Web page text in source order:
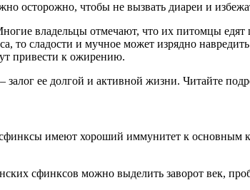
осторожно, чтобы не вызвать диареи и
владельцы отмечают, что их питомцы
то сладости и мучное может изрядно
привести к ожирению.
ее долгой и активной жизни. Читайте
имеют хороший иммунитет к основным
сфинксов можно выделить заворот век,